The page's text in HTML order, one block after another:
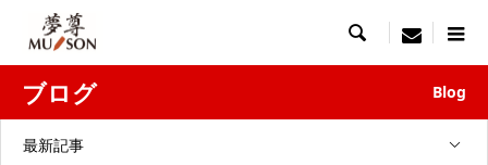
 menu
ブログ Blog
最新記事